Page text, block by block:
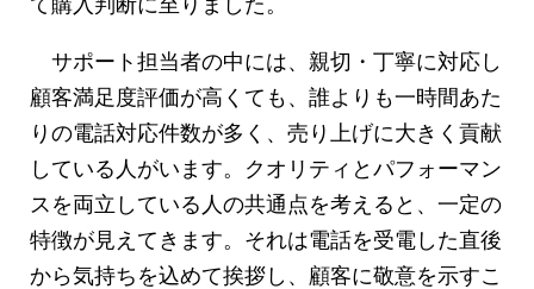
サポート担当者の中には、親切・丁寧に対応し
顧客満足度評価が高くても、誰よりも一時間あた
りの電話対応件数が多く、売り上げに大きく貢献
している人がいます。クオリティとパフォーマン
スを両立している人の共通点を考えると、一定の
特徴が見えてきます。それは電話を受電した直後
から気持ちを込めて挨拶し、顧客に敬意を示すこ